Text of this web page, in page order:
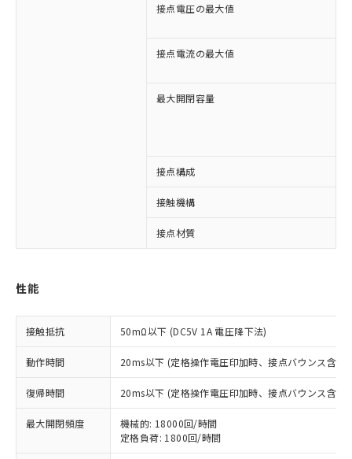
接点電圧の最大値
接点電流の最大値
最大開閉容量
接点構成
接触機構
接点材質
性能
接触抵抗 50mΩ以下 (DC5V 1A 電圧降下法)
動作時間 20ms以下 (定格操作電圧印加時、接点バウンス含ま
復帰時間 20ms以下 (定格操作電圧印加時、接点バウンス含ま
最大開閉頻度
機械的: 18000回/時間
定格負荷: 1800回/時間
ご利用条件
以下の条件をお読みいただき、同意のうえ
本サービスは、当社制御機器事業取扱
商品の当社在庫状況および標準価格
(税抜)を提供させていただくもので
す。
対応済み：EU RoHS指令（10物質）の
商品です。
対応予定なし：EU RoHS指令（10物質）の
非含有に非対応の商品で、対応品を出す予
定はありません。
調査・確認中：EU RoHS指令（10物質）の
非含有の対応状況を調査中または確認中の
商品です。
非該当品：ライセンス料など無形物で、有
※1 中国RoHS○×表
「○」：最大均質材料含有率が中国RoHSの